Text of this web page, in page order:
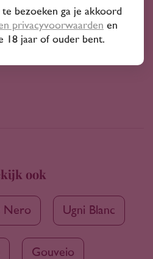
Trepat
ook
Nero Ugni Blanc
Gouveio
bezoeken ga je akkoord
privacyvoorwaarden en
18 jaar of ouder bent.